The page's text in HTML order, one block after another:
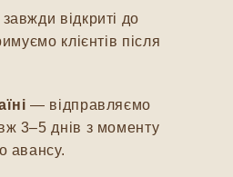
відкриті до
клієнтів після
— відправляємо
3–5 днів з моменту
авансу.